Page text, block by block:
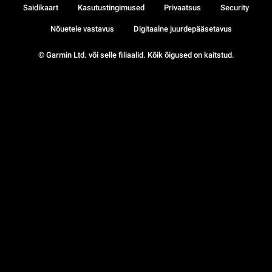
© Garmin Ltd. või selle filiaalid. Kõik õigused on kaitstud.
Saidikaart Kasutustingimused Privaatsus Security
Nõuetele vastavus Digitaalne juurdepääsetavus